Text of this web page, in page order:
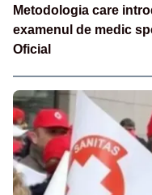
Metodologia care
examenul de medic
Oficial